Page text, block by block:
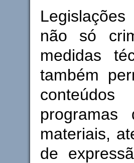
não só
medidas
também
materiais,
de